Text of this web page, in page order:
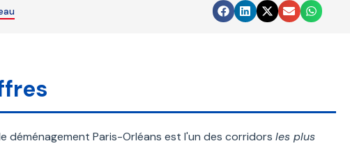
déménagement Paris-Orléans est l'un des corridors les plus